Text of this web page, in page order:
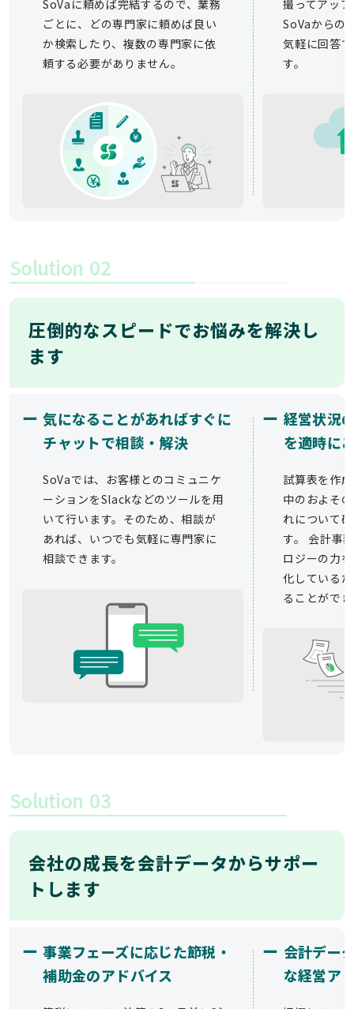
SoVaに頼めば完結するので、業務
ごとに、どの専門家に頼めば良い
か検索したり、複数の専門家に依
頼する必要がありません。
撮ってアッ
SoVaからの
気軽に回答
す。
Solution 02
圧倒的なスピードでお悩みを解決し
ます
ー 気になることがあればすぐに
チャットで相談・解決
SoVaでは、お客様とのコミュニケ
ーションをSlackなどのツールを用
いて行います。そのため、相談が
あれば、いつでも気軽に専門家に
相談できます。
ー 経営状況
を適時に
試算表を作
中のおよそ
れについて
す。 会計事
ロジーの力
化している
ることがで
Solution 03
会社の成長を会計データからサポー
トします
ー 事業フェーズに応じた節税・
補助金のアドバイス
ー 会計デー
な経営ア